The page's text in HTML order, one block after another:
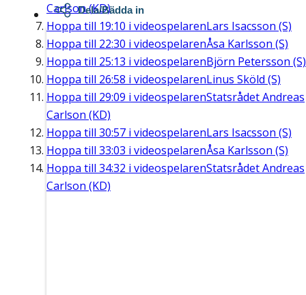
Carlson (KD)
Hoppa till 19:10 i videospelarenLars Isacsson (S)
Hoppa till 22:30 i videospelarenÅsa Karlsson (S)
Hoppa till 25:13 i videospelarenBjörn Petersson (S)
Hoppa till 26:58 i videospelarenLinus Sköld (S)
Hoppa till 29:09 i videospelarenStatsrådet Andreas
Carlson (KD)
Hoppa till 30:57 i videospelarenLars Isacsson (S)
Hoppa till 33:03 i videospelarenÅsa Karlsson (S)
Hoppa till 34:32 i videospelarenStatsrådet Andreas
Carlson (KD)
Dela/Bädda in